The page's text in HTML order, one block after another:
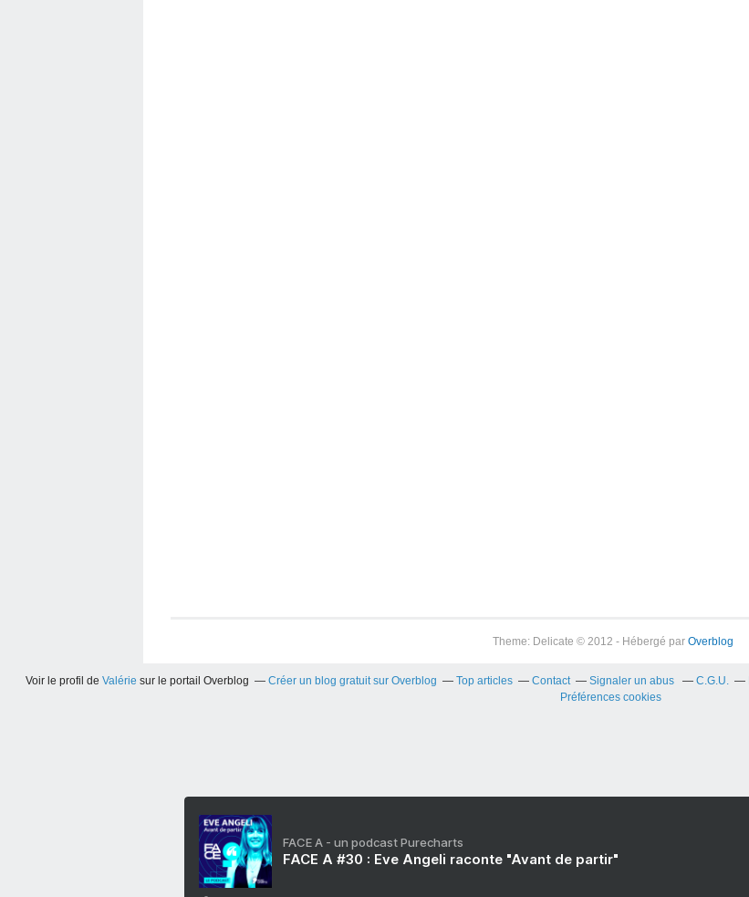
Theme: Delicate © 2012 - Hébergé par Overblog
Voir le profil de Valérie sur le portail Overblog Créer un blog gratuit sur Overblog Top articles Contact Signaler un abus C.G.U.
Préférences cookies
FACE A - un podcast Purecharts
FACE A #30 : Eve Angeli raconte "Avant de partir"